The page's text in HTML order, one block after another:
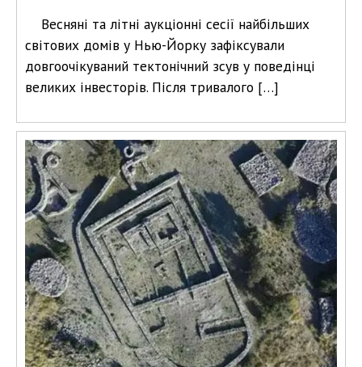
Весняні та літні аукціонні сесії найбільших
світових домів у Нью-Йорку зафіксували
довгоочікуваний тектонічний зсув у поведінці
великих інвесторів. Після тривалого […]